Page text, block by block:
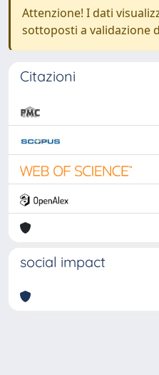
Attenzione! I dati
sottoposti a validazione
Citazioni
social impact